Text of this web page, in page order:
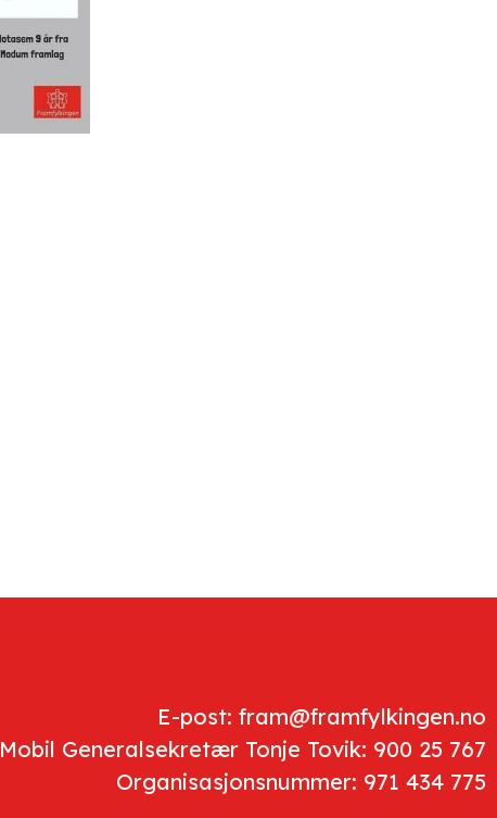
E-post: fram@framfylkingen.no
Mobil Generalsekretær Tonje Tovik: 900 25 767
Organisasjonsnummer: 971 434 775